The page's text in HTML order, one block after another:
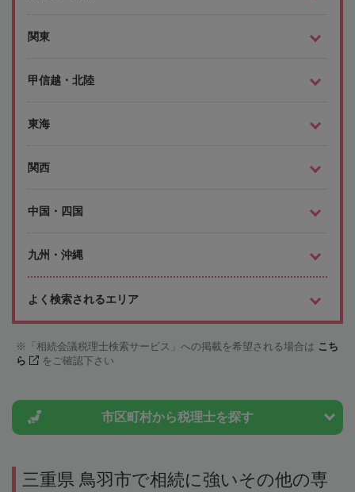
関東
甲信越・北陸
東海
関西
中国・四国
九州・沖縄
よく検索されるエリア
「相続会議税理士検索サービス」への掲載を希望される場合は こち
ら
をご確認下さい
市区町村から税理士を探す
三重県 鳥羽市で相続に強いその他の専